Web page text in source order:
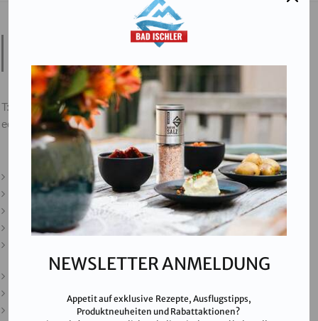
Salinen Austria Aktiengesellschaft
4802 Ebensee am Traunsee,AUSTRIA
T:
+43 676 87812208
ecommerce@salinen.com
Kontakt
Downloads
Presse
Partner & Friends
NEWSLETTER ANMELDUNG
Appetit auf exklusive Rezepte, Ausflugstipps,
Produktneuheiten und Rabattaktionen?